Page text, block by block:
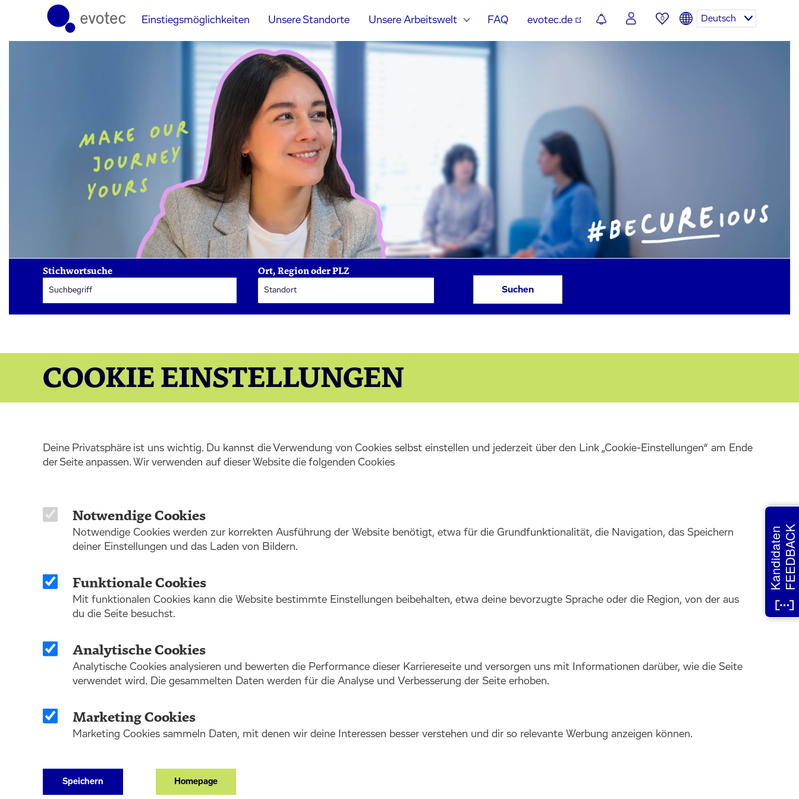
Einstiegsmöglichkeiten Unsere Standorte Unsere Arbeitswelt FAQ evotec.de 0 Deutsch
Stichwortsuche
Ort, Region oder PLZ
Suchen
COOKIE EINSTELLUNGEN
Deine Privatsphäre ist uns wichtig. Du kannst die Verwendung von Cookies selbst einstellen und jederzeit über den Link „Cookie-Einstellungen“ am Ende
der Seite anpassen. Wir verwenden auf dieser Website die folgenden Cookies
Notwendige Cookies
Notwendige Cookies werden zur korrekten Ausführung der Website benötigt, etwa für die Grundfunktionalität, die Navigation, das Speichern
deiner Einstellungen und das Laden von Bildern.
Funktionale Cookies
Mit funktionalen Cookies kann die Website bestimmte Einstellungen beibehalten, etwa deine bevorzugte Sprache oder die Region, von der aus
du die Seite besuchst.
Analytische Cookies
Analytische Cookies analysieren und bewerten die Performance dieser Karriereseite und versorgen uns mit Informationen darüber, wie die Seite
verwendet wird. Die gesammelten Daten werden für die Analyse und Verbesserung der Seite erhoben.
Marketing Cookies
Marketing Cookies sammeln Daten, mit denen wir deine Interessen besser verstehen und dir so relevante Werbung anzeigen können.
Speichern Homepage
KandidatenFEEDBACK